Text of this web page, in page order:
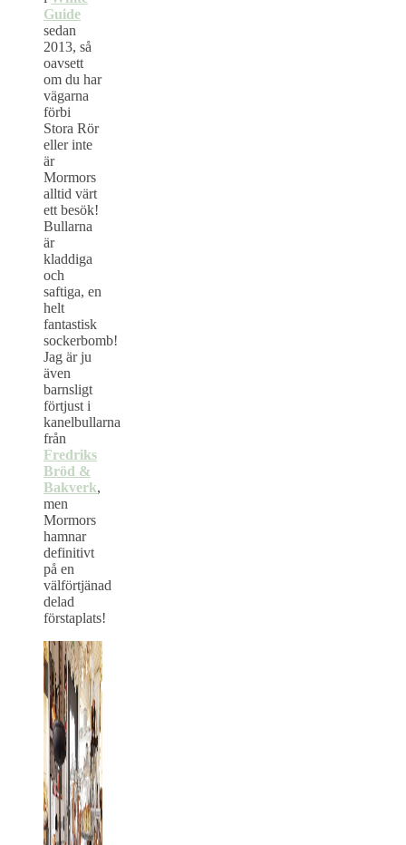
Guide
sedan
2013, så
oavsett
om du har
vägarna
förbi
Stora Rör
eller inte
är
Mormors
alltid värt
ett besök!
Bullarna
är
kladdiga
och
saftiga, en
helt
fantastisk
sockerbomb!
Jag är ju
även
barnsligt
förtjust i
kanelbullarna
från
Fredriks
Bröd &
Bakverk,
men
Mormors
hamnar
definitivt
på en
välförtjänad
delad
förstaplats!